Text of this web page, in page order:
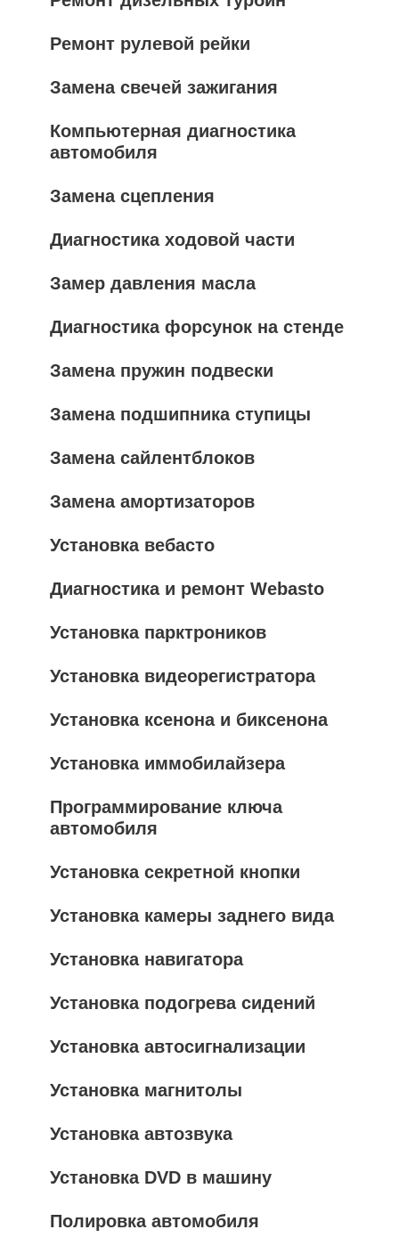
Ремонт рулевой рейки
Замена свечей зажигания
Компьютерная диагностика
автомобиля
Замена сцепления
Диагностика ходовой части
Замер давления масла
Диагностика форсунок на стенде
Замена пружин подвески
Замена подшипника ступицы
Замена сайлентблоков
Замена амортизаторов
Установка вебасто
Диагностика и ремонт Webasto
Установка парктроников
Установка видеорегистратора
Установка ксенона и биксенона
Установка иммобилайзера
Программирование ключа
автомобиля
Установка секретной кнопки
Установка камеры заднего вида
Установка навигатора
Установка подогрева сидений
Установка автосигнализации
Установка магнитолы
Установка автозвука
Установка DVD в машину
Полировка автомобиля